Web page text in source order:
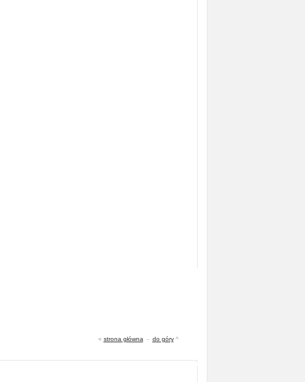
« strona główna - do góry^